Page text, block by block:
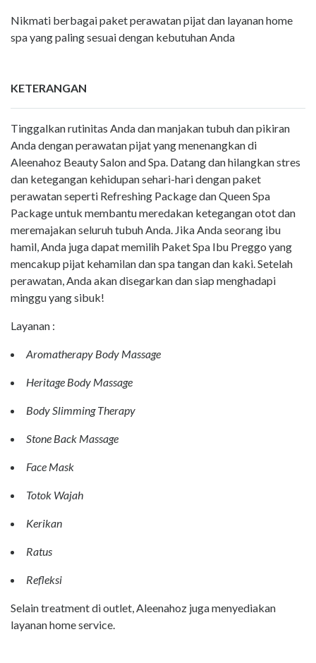
Nikmati berbagai paket perawatan pijat dan layanan home
spa yang paling sesuai dengan kebutuhan Anda
KETERANGAN
Tinggalkan rutinitas Anda dan manjakan tubuh dan pikiran
Anda dengan perawatan pijat yang menenangkan di
Aleenahoz Beauty Salon and Spa. Datang dan hilangkan stres
dan ketegangan kehidupan sehari-hari dengan paket
perawatan seperti Refreshing Package dan Queen Spa
Package untuk membantu meredakan ketegangan otot dan
meremajakan seluruh tubuh Anda. Jika Anda seorang ibu
hamil, Anda juga dapat memilih Paket Spa Ibu Preggo yang
mencakup pijat kehamilan dan spa tangan dan kaki. Setelah
perawatan, Anda akan disegarkan dan siap menghadapi
minggu yang sibuk!
Layanan :
Aromatherapy Body Massage
Heritage Body Massage
Body Slimming Therapy
Stone Back Massage
Face Mask
Totok Wajah
Kerikan
Ratus
Refleksi
Selain treatment di outlet, Aleenahoz juga menyediakan
layanan home service.